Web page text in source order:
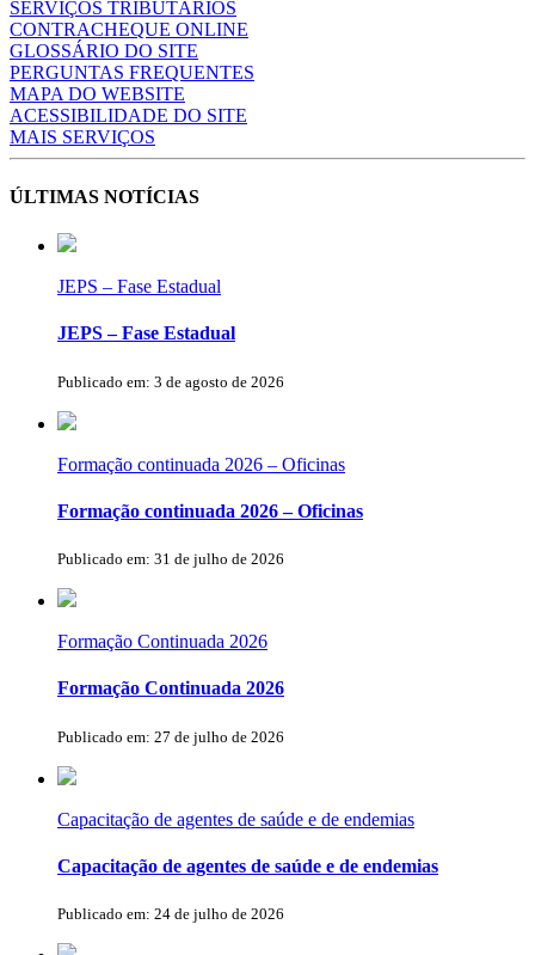
SERVIÇOS TRIBUTÁRIOS
CONTRACHEQUE ONLINE
GLOSSÁRIO DO SITE
PERGUNTAS FREQUENTES
MAPA DO WEBSITE
ACESSIBILIDADE DO SITE
MAIS SERVIÇOS
ÚLTIMAS NOTÍCIAS
JEPS – Fase Estadual
JEPS – Fase Estadual
Publicado em: 3 de agosto de 2026
Formação continuada 2026 – Oficinas
Formação continuada 2026 – Oficinas
Publicado em: 31 de julho de 2026
Formação Continuada 2026
Formação Continuada 2026
Publicado em: 27 de julho de 2026
Capacitação de agentes de saúde e de endemias
Capacitação de agentes de saúde e de endemias
Publicado em: 24 de julho de 2026